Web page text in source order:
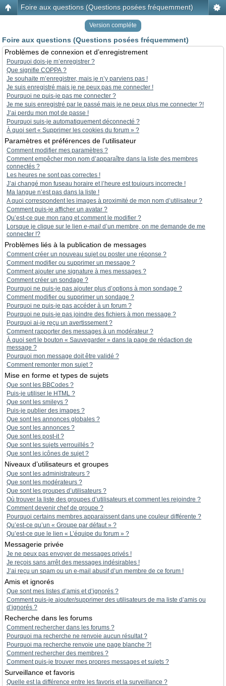
Foire aux questions (Questions posées fréquemment)
Version compléte
Foire aux questions (Questions posées fréquemment)
Problèmes de connexion et d’enregistrement
Pourquoi dois-je m’enregistrer ?
Que signifie COPPA ?
Je souhaite m’enregistrer, mais je n’y parviens pas !
Je suis enregistré mais je ne peux pas me connecter !
Pourquoi ne puis-je pas me connecter ?
Je me suis enregistré par le passé mais je ne peux plus me connecter ?!
J’ai perdu mon mot de passe !
Pourquoi suis-je automatiquement déconnecté ?
À quoi sert « Supprimer les cookies du forum » ?
Paramètres et préférences de l’utilisateur
Comment modifier mes paramètres ?
Comment empêcher mon nom d’apparaître dans la liste des membres
connectés ?
Les heures ne sont pas correctes !
J’ai changé mon fuseau horaire et l’heure est toujours incorrecte !
Ma langue n’est pas dans la liste !
A quoi correspondent les images à proximité de mon nom d’utilisateur ?
Comment puis-je afficher un avatar ?
Qu’est-ce que mon rang et comment le modifier ?
Lorsque je clique sur le lien e-mail d’un membre, on me demande de me
connecter !?
Problèmes liés à la publication de messages
Comment créer un nouveau sujet ou poster une réponse ?
Comment modifier ou supprimer un message ?
Comment ajouter une signature à mes messages ?
Comment créer un sondage ?
Pourquoi ne puis-je pas ajouter plus d’options à mon sondage ?
Comment modifier ou supprimer un sondage ?
Pourquoi ne puis-je pas accéder à un forum ?
Pourquoi ne puis-je pas joindre des fichiers à mon message ?
Pourquoi ai-je reçu un avertissement ?
Comment rapporter des messages à un modérateur ?
À quoi sert le bouton « Sauvegarder » dans la page de rédaction de
message ?
Pourquoi mon message doit être validé ?
Comment remonter mon sujet ?
Mise en forme et types de sujets
Que sont les BBCodes ?
Puis-je utiliser le HTML ?
Que sont les smileys ?
Puis-je publier des images ?
Que sont les annonces globales ?
Que sont les annonces ?
Que sont les post-it ?
Que sont les sujets verrouillés ?
Que sont les icônes de sujet ?
Niveaux d’utilisateurs et groupes
Que sont les administrateurs ?
Que sont les modérateurs ?
Que sont les groupes d’utilisateurs ?
Où trouver la liste des groupes d’utilisateurs et comment les rejoindre ?
Comment devenir chef de groupe ?
Pourquoi certains membres apparaissent dans une couleur différente ?
Qu’est-ce qu’un « Groupe par défaut » ?
Qu’est-ce que le lien « L’équipe du forum » ?
Messagerie privée
Je ne peux pas envoyer de messages privés !
Je reçois sans arrêt des messages indésirables !
J’ai reçu un spam ou un e-mail abusif d’un membre de ce forum !
Amis et ignorés
Que sont mes listes d’amis et d’ignorés ?
Comment puis-je ajouter/supprimer des utilisateurs de ma liste d’amis ou
d’ignorés ?
Recherche dans les forums
Comment rechercher dans les forums ?
Pourquoi ma recherche ne renvoie aucun résultat ?
Pourquoi ma recherche renvoie une page blanche ?!
Comment rechercher des membres ?
Comment puis-je trouver mes propres messages et sujets ?
Surveillance et favoris
Quelle est la différence entre les favoris et la surveillance ?